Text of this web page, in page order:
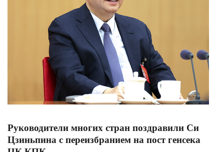
​Руководители многих стран поздравили Си
Цзиньпина с переизбранием на пост генсека